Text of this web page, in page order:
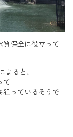
質保全に役立って
ると、
て
狙っているそうで